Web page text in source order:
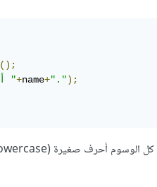
();
"أهلين فيك يا "+name+".");